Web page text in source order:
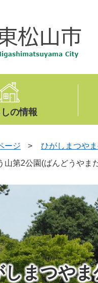
しの情報
ージ > ひがしまつや
山第2公園(ばんどうやま
しまつや